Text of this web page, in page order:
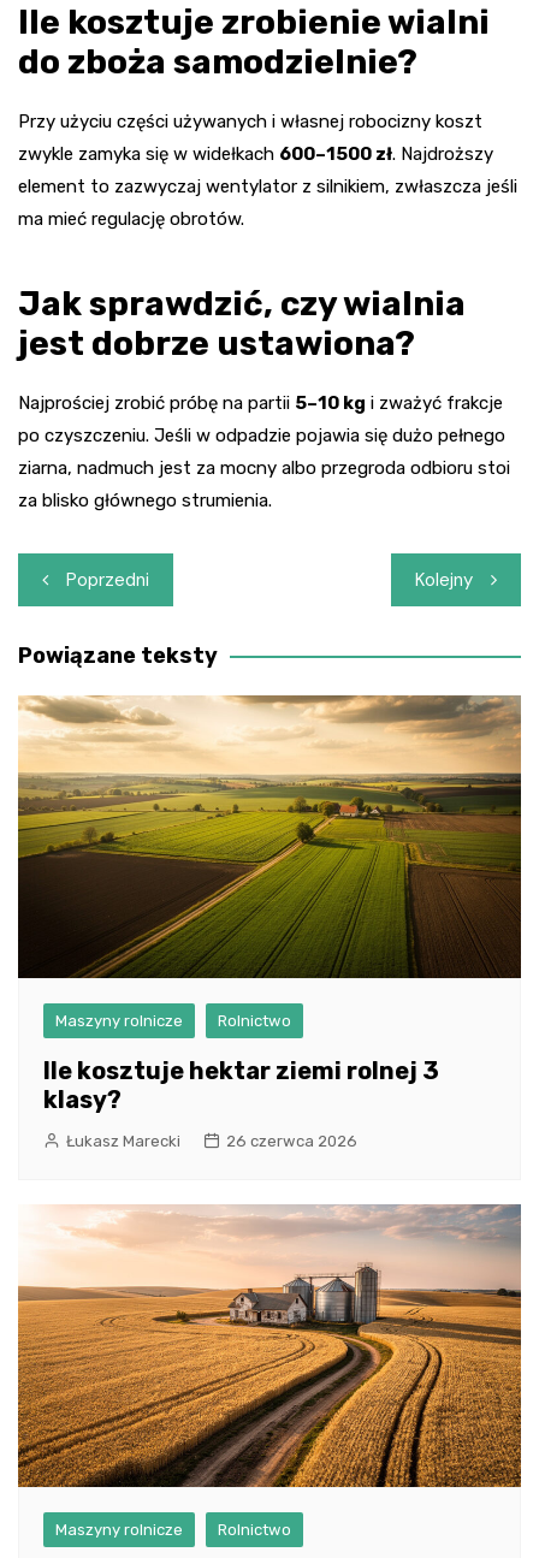
Ile kosztuje zrobienie wialni
do zboża samodzielnie?
Przy użyciu części używanych i własnej robocizny koszt
zwykle zamyka się w widełkach 600–1500 zł. Najdroższy
element to zazwyczaj wentylator z silnikiem, zwłaszcza jeśli
ma mieć regulację obrotów.
Jak sprawdzić, czy wialnia
jest dobrze ustawiona?
Najprościej zrobić próbę na partii 5–10 kg i zważyć frakcje
po czyszczeniu. Jeśli w odpadzie pojawia się dużo pełnego
ziarna, nadmuch jest za mocny albo przegroda odbioru stoi
za blisko głównego strumienia.
Nawigacja
wpisu
Poprzedni Kolejny
Powiązane teksty
Maszyny rolnicze Rolnictwo
Ile kosztuje hektar ziemi rolnej 3
klasy?
Łukasz Marecki 26 czerwca 2026
Maszyny rolnicze Rolnictwo